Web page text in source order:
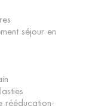
séjour en
rééducation-